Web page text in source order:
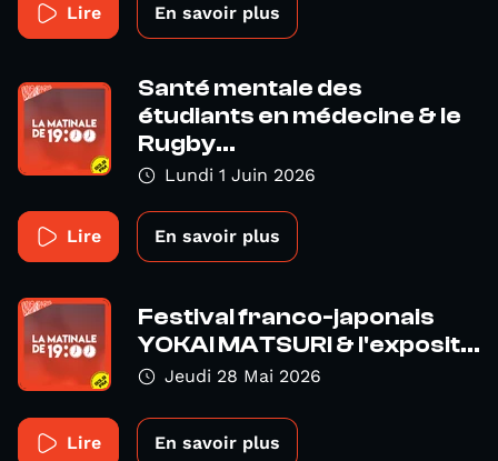
Lire En savoir plus
Santé mentale des
étudiants en médecine & le
Rugby...
Lundi 1 Juin 2026
Lire En savoir plus
Festival franco-japonais
YOKAI MATSURI & l'exposit...
Jeudi 28 Mai 2026
Lire En savoir plus